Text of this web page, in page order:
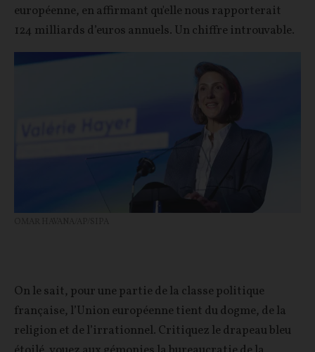
européenne, en affirmant qu'elle nous rapporterait
124 milliards d’euros annuels. Un chiffre introuvable.
On le sait, pour une partie de la classe politique
française, l’Union européenne tient du dogme, de la
religion et de l’irrationnel. Critiquez le drapeau bleu